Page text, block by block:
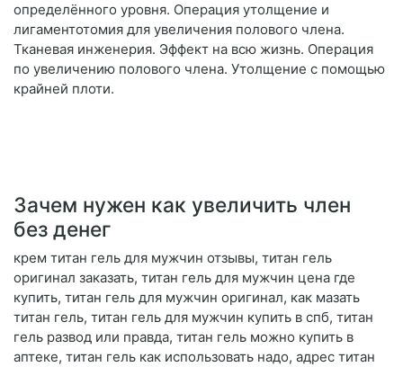
определённого уровня. Операция утолщение и
лигаментотомия для увеличения полового члена.
Тканевая инженерия. Эффект на всю жизнь. Операция
по увеличению полового члена. Утолщение с помощью
крайней плоти.
Зачем нужен как увеличить член
без денег
крем титан гель для мужчин отзывы, титан гель
оригинал заказать, титан гель для мужчин цена где
купить, титан гель для мужчин оригинал, как мазать
титан гель, титан гель для мужчин купить в спб, титан
гель развод или правда, титан гель можно купить в
аптеке, титан гель как использовать надо, адрес титан